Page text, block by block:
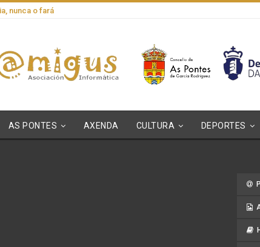
nunca o fará
AS PONTES AXENDA CULTURA DEPORTES